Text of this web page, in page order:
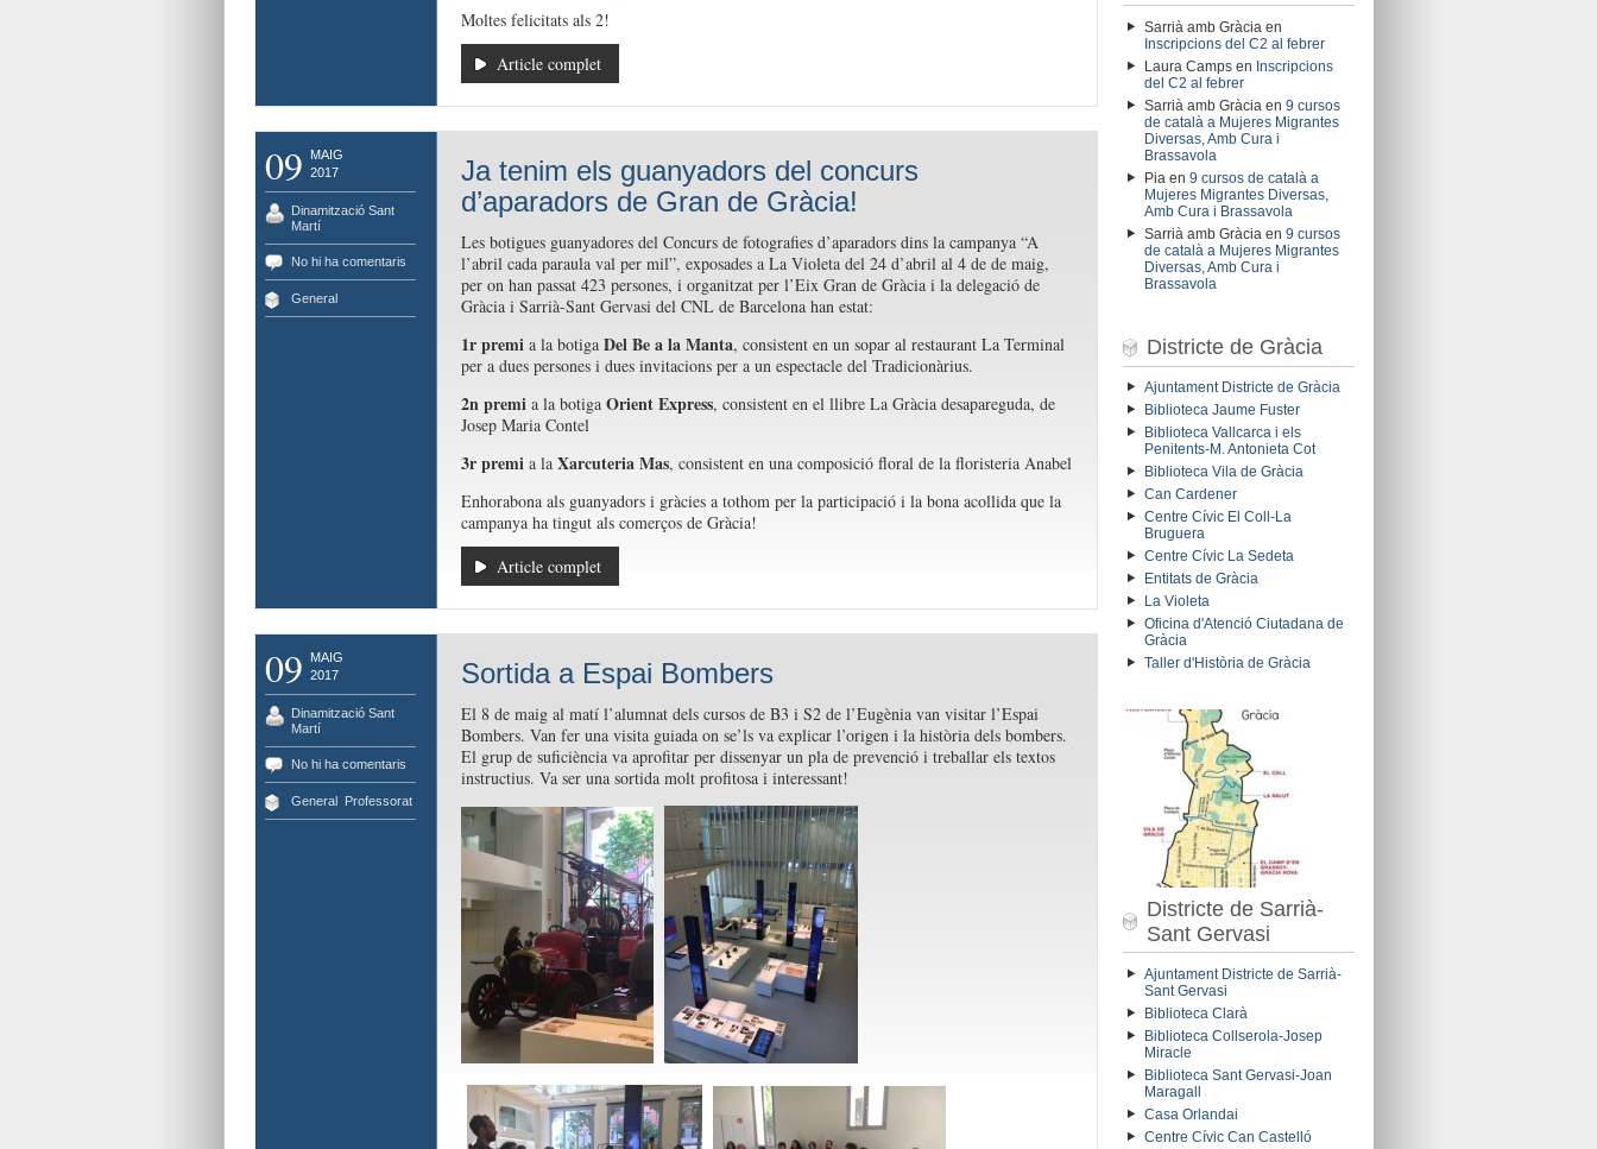
Moltes felicitats als 2!
Article complet
09
MAIG
2017
Dinamització Sant
Martí
No hi ha comentaris
General
Ja tenim els guanyadors del concurs
d’aparadors de Gran de Gràcia!
Les botigues guanyadores del Concurs de fotografies d’aparadors dins la campanya “A
l’abril cada paraula val per mil”, exposades a La Violeta del 24 d’abril al 4 de de maig,
per on han passat 423 persones, i organitzat per l’Eix Gran de Gràcia i la delegació de
Gràcia i Sarrià-Sant Gervasi del CNL de Barcelona han estat:
1r premia la botiga Del Be a la Manta, consistent en un sopar al restaurant La Terminal
per a dues persones i dues invitacions per a un espectacle del Tradicionàrius.
2n premi a la botiga Orient Express, consistent en el llibreLa Gràcia desapareguda, de
Josep Maria Contel
3r premi a la Xarcuteria Mas, consistent en unacomposició floral de la floristeria Anabel
Enhorabona als guanyadors i gràcies a tothom per la participació i la bona acollida que la
campanya ha tingut als comerços de Gràcia!
Article complet
09
MAIG
2017
Dinamització Sant
Martí
No hi ha comentaris
General, Professorat
Sortida a Espai Bombers
El 8 de maig al matí l’alumnat dels cursos de B3 i S2 de l’Eugènia van visitar l’Espai
Bombers. Van fer una visita guiada on se’ls va explicar l’origen i la història dels bombers.
El grup de suficiència va aprofitar per dissenyar un pla de prevenció i treballar els textos
instructius. Va ser una sortida molt profitosa i interessant!
Sarrià amb Gràcia en
Inscripcions del C2 al febrer
Laura Campsen Inscripcions
del C2 al febrer
Sarrià amb Gràcia en 9 cursos
de català a Mujeres Migrantes
Diversas, Amb Cura i
Brassavola
Pia en 9 cursos de català a
Mujeres Migrantes Diversas,
Amb Cura i Brassavola
Sarrià amb Gràcia en 9 cursos
de català a Mujeres Migrantes
Diversas, Amb Cura i
Brassavola
Districte de Gràcia
Ajuntament Districte de Gràcia
Biblioteca Jaume Fuster
Biblioteca Vallcarca i els
Penitents-M. Antonieta Cot
Biblioteca Vila de Gràcia
Can Cardener
Centre Cívic El Coll-La
Bruguera
Centre Cívic La Sedeta
Entitats de Gràcia
La Violeta
Oficina d'Atenció Ciutadana de
Gràcia
Taller d'Història de Gràcia
Districte de Sarrià-
Sant Gervasi
Ajuntament Districte de Sarrià-
Sant Gervasi
Biblioteca Clarà
Biblioteca Collserola-Josep
Miracle
Biblioteca Sant Gervasi-Joan
Maragall
Casa Orlandai
Centre Cívic Can Castelló